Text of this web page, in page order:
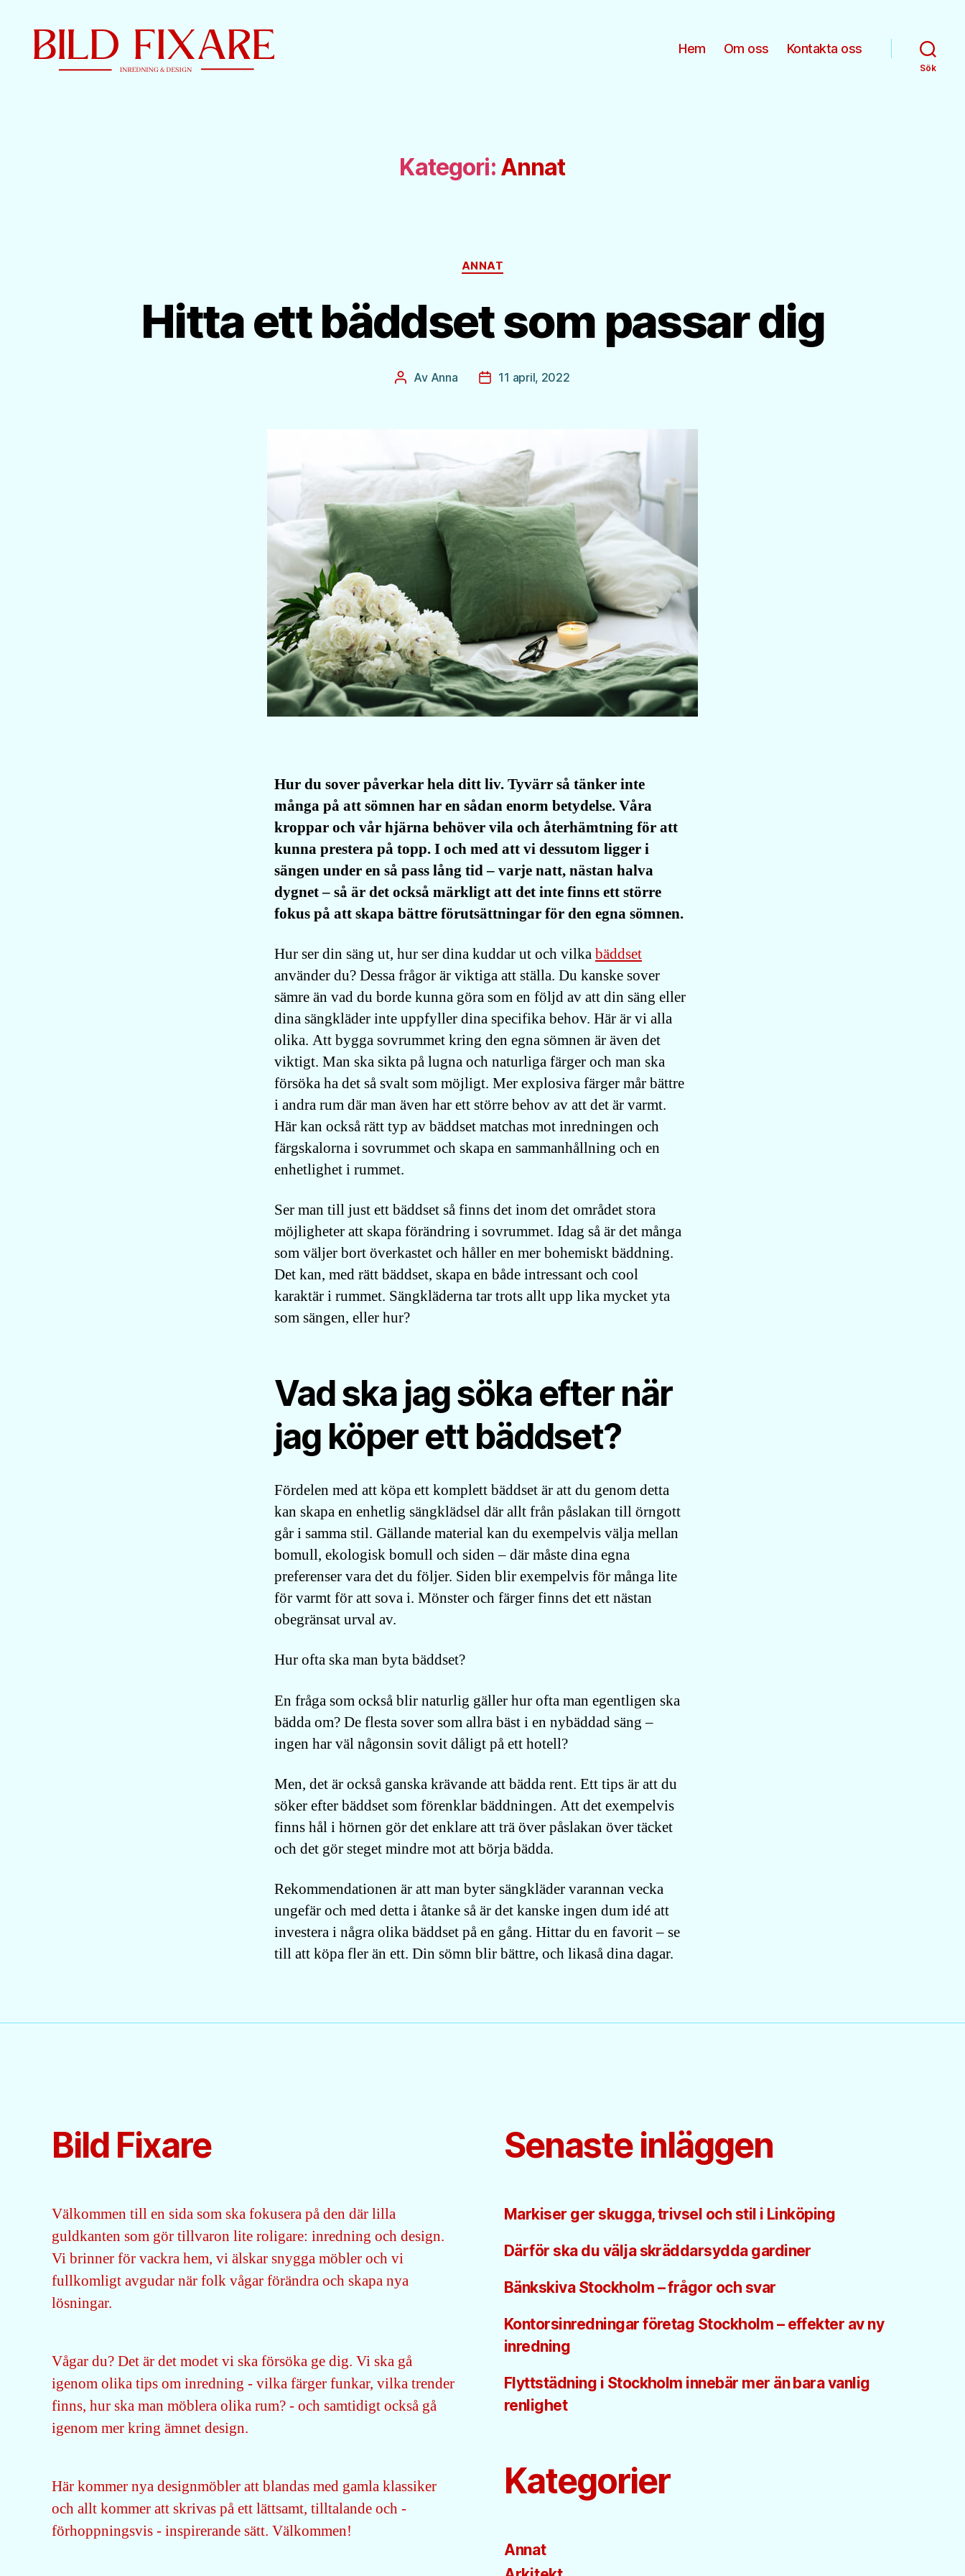
Hem Om oss Kontakta oss
Sök
Kategori: Annat
Kategorier
ANNAT
Hitta ett bäddset som passar dig
Inläggsförfattare
Av Anna Inläggsdatum
11 april, 2022
Hur du sover påverkar hela ditt liv. Tyvärr så tänker inte
många på att sömnen har en sådan enorm betydelse. Våra
kroppar och vår hjärna behöver vila och återhämtning för att
kunna prestera på topp. I och med att vi dessutom ligger i
sängen under en så pass lång tid – varje natt, nästan halva
dygnet – så är det också märkligt att det inte finns ett större
fokus på att skapa bättre förutsättningar för den egna sömnen.
Hur ser din säng ut, hur ser dina kuddar ut och vilkabäddset
använder du? Dessa frågor är viktiga att ställa. Du kanske sover
sämre än vad du borde kunna göra som en följd av att din säng eller
dina sängkläder inte uppfyller dina specifika behov. Här är vi alla
olika. Att bygga sovrummet kring den egna sömnen är även det
viktigt. Man ska sikta på lugna och naturliga färger och man ska
försöka ha det så svalt som möjligt. Mer explosiva färger mår bättre
i andra rum där man även har ett större behov av att det är varmt.
Här kan också rätt typ av bäddset matchas mot inredningen och
färgskalorna i sovrummet och skapa en sammanhållning och en
enhetlighet i rummet.
Ser man till just ett bäddset så finns det inom det området stora
möjligheter att skapa förändring i sovrummet. Idag så är det många
som väljer bort överkastet och håller en mer bohemiskt bäddning.
Det kan, med rätt bäddset, skapa en både intressant och cool
karaktär i rummet. Sängkläderna tar trots allt upp lika mycket yta
som sängen, eller hur?
Vad ska jag söka efter när
jag köper ett bäddset?
Fördelen med att köpa ett komplett bäddset är att du genom detta
kan skapa en enhetlig sängklädsel där allt från påslakan till örngott
går i samma stil. Gällande material kan du exempelvis välja mellan
bomull, ekologisk bomull och siden – där måste dina egna
preferenser vara det du följer. Siden blir exempelvis för många lite
för varmt för att sova i. Mönster och färger finns det ett nästan
obegränsat urval av.
Hur ofta ska man byta bäddset?
En fråga som också blir naturlig gäller hur ofta man egentligen ska
bädda om? De flesta sover som allra bäst i en nybäddad säng –
ingen har väl någonsin sovit dåligt på ett hotell?
Men, det är också ganska krävande att bädda rent. Ett tips är att du
söker efter bäddset som förenklar bäddningen. Att det exempelvis
finns hål i hörnen gör det enklare att trä över påslakan över täcket
och det gör steget mindre mot att börja bädda.
Rekommendationen är att man byter sängkläder varannan vecka
ungefär och med detta i åtanke så är det kanske ingen dum idé att
investera i några olika bäddset på en gång. Hittar du en favorit – se
till att köpa fler än ett. Din sömn blir bättre, och likaså dina dagar.
Bild Fixare
Välkommen till en sida som ska fokusera på den där lilla
guldkanten som gör tillvaron lite roligare: inredning och design.
Vi brinner för vackra hem, vi älskar snygga möbler och vi
fullkomligt avgudar när folk vågar förändra och skapa nya
lösningar.
Vågar du? Det är det modet vi ska försöka ge dig. Vi ska gå
igenom olika tips om inredning - vilka färger funkar, vilka trender
finns, hur ska man möblera olika rum? - och samtidigt också gå
igenom mer kring ämnet design.
Här kommer nya designmöbler att blandas med gamla klassiker
och allt kommer att skrivas på ett lättsamt, tilltalande och -
förhoppningsvis - inspirerande sätt. Välkommen!
Senaste inläggen
Markiser ger skugga, trivsel och stil i Linköping
Därför ska du välja skräddarsydda gardiner
Bänkskiva Stockholm – frågor och svar
Kontorsinredningar företag Stockholm – effekter av ny
inredning
Flyttstädning i Stockholm innebär mer än bara vanlig
renlighet
Kategorier
Annat